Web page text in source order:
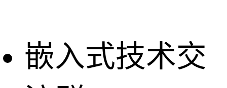
1、检测人体红
嵌入式技术交